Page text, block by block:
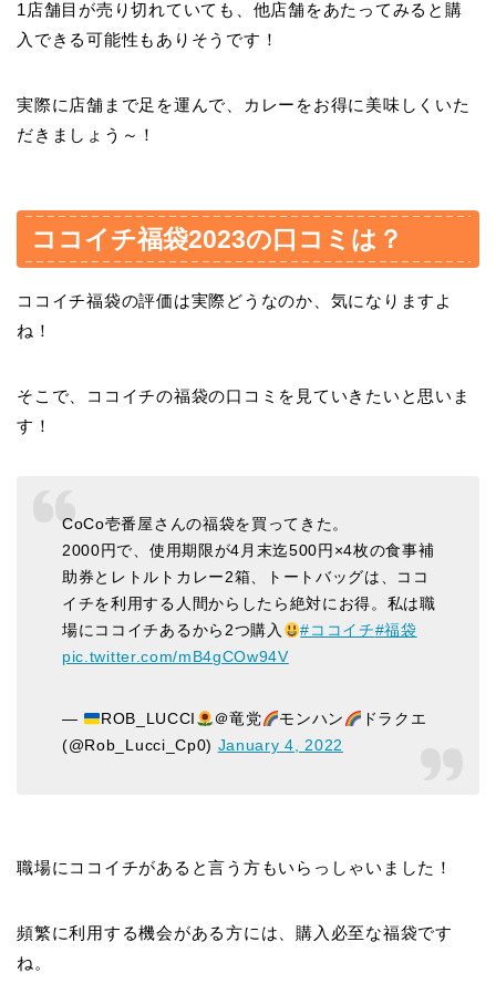
1店舗目が売り切れていても、他店舗をあたってみると購
入できる可能性もありそうです！
実際に店舗まで足を運んで、カレーをお得に美味しくいた
だきましょう～！
ココイチ福袋2023の口コミは？
ココイチ福袋の評価は実際どうなのか、気になりますよ
ね！
そこで、ココイチの福袋の口コミを見ていきたいと思いま
す！
CoCo壱番屋さんの福袋を買ってきた。
2000円で、使用期限が4月末迄500円×4枚の食事補
助券とレトルトカレー2箱、トートバッグは、ココ
イチを利用する人間からしたら絶対にお得。私は職
場にココイチあるから2つ購入
#ココイチ#福袋
pic.twitter.com/mB4gCOw94V
— ROB_LUCCI ＠竜党 モンハン
ドラクエ
(@Rob_Lucci_Cp0) January 4, 2022
職場にココイチがあると言う方もいらっしゃいました！
頻繁に利用する機会がある方には、購入必至な福袋です
ね。